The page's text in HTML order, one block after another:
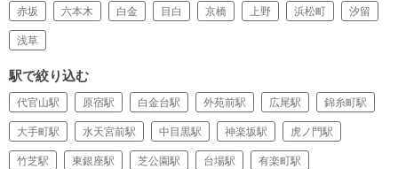
赤坂 六本木 白金 目白 京橋 上野 浜松町 汐留
浅草
駅で絞り込む
代官山駅 原宿駅 白金台駅 外苑前駅 広尾駅 錦糸町駅
大手町駅 水天宮前駅 中目黒駅 神楽坂駅 虎ノ門駅
竹芝駅 東銀座駅 芝公園駅 台場駅 有楽町駅